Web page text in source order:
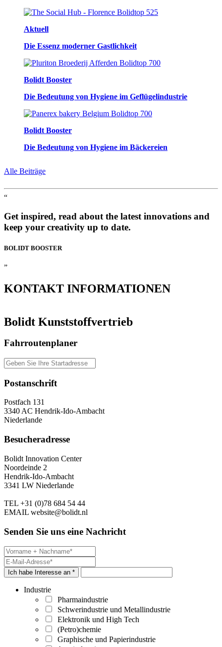
Aktuell
Die Essenz moderner Gastlichkeit
Bolidt Booster
Die Bedeutung von Hygiene im Geflügelindustrie
Bolidt Booster
Die Bedeutung von Hygiene im Bäckereien
Alle Beiträge
“
Get inspired, read about the latest innovations and
keep your creativity up to date.
BOLIDT BOOSTER
”
KONTAKT INFORMATIONEN
Bolidt Kunststoffvertrieb
Fahrroutenplaner
Postanschrift
Postfach 131
3340 AC Hendrik-Ido-Ambacht
Niederlande
Besucheradresse
Bolidt Innovation Center
Noordeinde 2
Hendrik-Ido-Ambacht
3341 LW Niederlande
TEL +31 (0)78 684 54 44
EMAIL website@bolidt.nl
Senden Sie uns eine Nachricht
Ich habe Interesse an *
Industrie
Pharmaindustrie
Schwerindustrie und Metallindustrie
Elektronik und High Tech
(Petro)chemie
Graphische und Papierindustrie